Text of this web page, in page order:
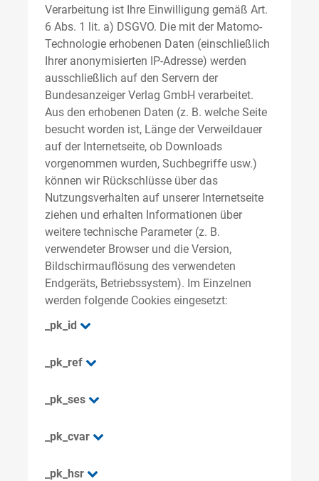
Verarbeitung ist Ihre Einwilligung gemäß Art.
6 Abs. 1 lit. a) DSGVO. Die mit der Matomo-
Technologie erhobenen Daten (einschließlich
Ihrer anonymisierten IP-Adresse) werden
ausschließlich auf den Servern der
Bundesanzeiger Verlag GmbH verarbeitet.
Aus den erhobenen Daten (z. B. welche Seite
besucht worden ist, Länge der Verweildauer
auf der Internetseite, ob Downloads
vorgenommen wurden, Suchbegriffe usw.)
können wir Rückschlüsse über das
Nutzungsverhalten auf unserer Internetseite
ziehen und erhalten Informationen über
weitere technische Parameter (z. B.
verwendeter Browser und die Version,
Bildschirmauflösung des verwendeten
Endgeräts, Betriebssystem). Im Einzelnen
werden folgende Cookies eingesetzt:
_pk_id
_pk_ref
_pk_ses
_pk_cvar
_pk_hsr